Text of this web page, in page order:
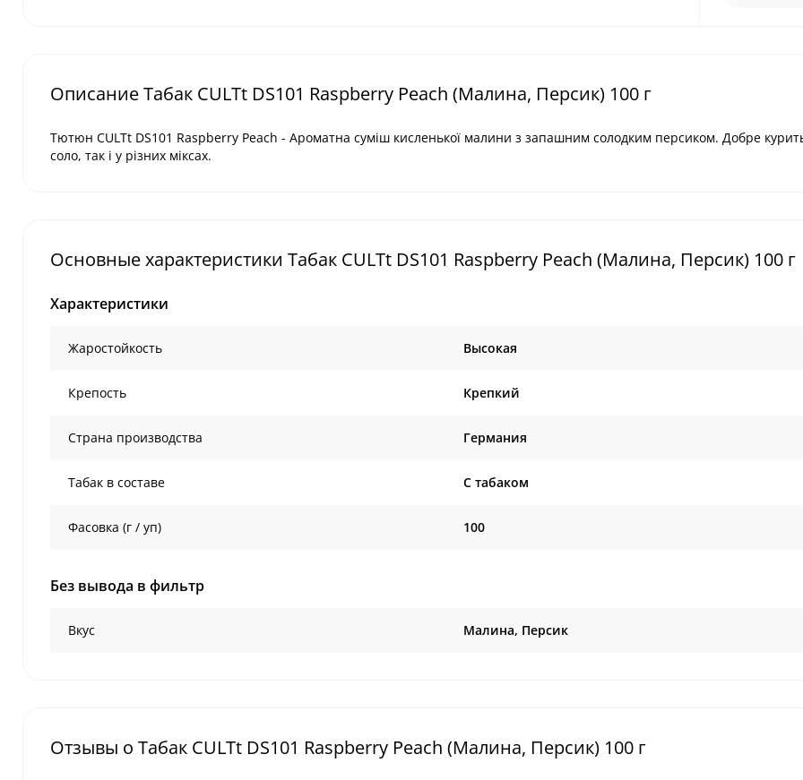
Описание Табак CULTt DS101 Raspberry Peach (Малина, Персик) 100 г
Тютюн CULTt DS101 Raspberry Peach - Ароматна суміш кисленької малини з запашним солодким персиком. Добре
соло, так і у різних міксах.
Основные характеристики Табак CULTt DS101 Raspberry Peach (Малина, Персик) 100 г
Характеристики
Жаростойкость Высокая
Крепость Крепкий
Страна производства Германия
Табак в составе C табаком
Фасовка (г / уп) 100
Без вывода в фильтр
Вкус Малина, Персик
Отзывы о Табак CULTt DS101 Raspberry Peach (Малина, Персик) 100 г